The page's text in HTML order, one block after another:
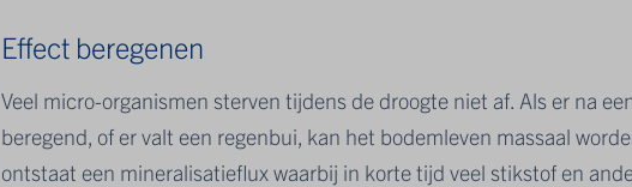
Effect beregenen
Veel micro-organismen sterven tijdens de droogte niet af. Als er na
beregend, of er valt een regenbui, kan het bodemleven massaal
ontstaat een mineralisatieflux waarbij in korte tijd veel stikstof en